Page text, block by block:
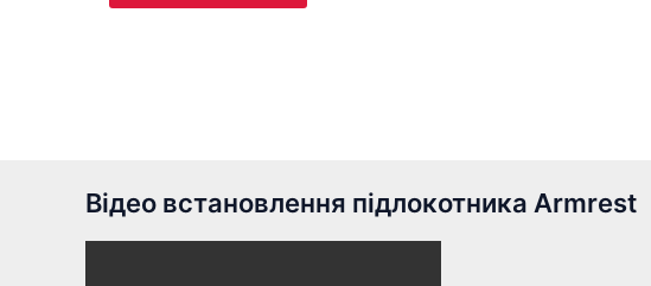
Відео встановлення підлокотника Armrest